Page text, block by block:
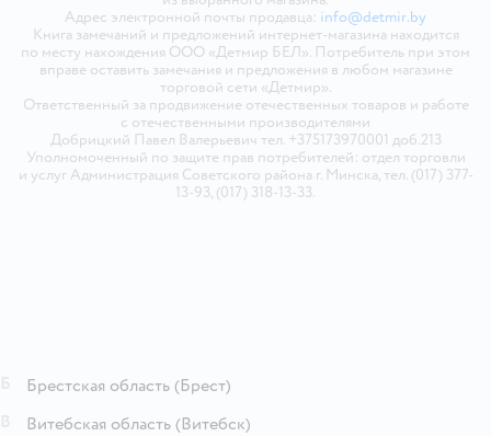
Адрес электронной почты продавца: info@detmir.by
Книга замечаний и предложений интернет-магазина находится
по месту нахождения ООО «Детмир БЕЛ». Потребитель при этом
вправе оставить замечания и предложения в любом магазине
торговой сети «Детмир».
Ответственный за продвижение отечественных товаров и работе
с отечественными производителями
Добрицкий Павел Валерьевич тел. +375173970001 доб.213
Уполномоченный по защите прав потребителей: отдел торговли
и услуг Администрация Советского района г. Минска, тел. (017) 377-
13-93, (017) 318-13-33.
Брестская область (Брест)
Витебская область (Витебск)